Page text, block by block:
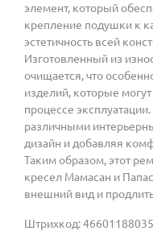
элемент, который
крепление подушки к
эстетичность всей
Изготовленный из
очищается, что
изделий, которые
процессе
различными
дизайн и добавляя
Таким образом, этот
кресел Мамасан и
внешний вид и
Штрихкод: